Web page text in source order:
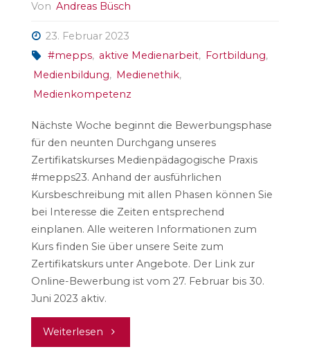
Von Andreas Büsch
23. Februar 2023
#mepps, aktive Medienarbeit, Fortbildung,
Medienbildung, Medienethik,
Medienkompetenz
Nächste Woche beginnt die Bewerbungsphase
für den neunten Durchgang unseres
Zertifikatskurses Medienpädagogische Praxis
#mepps23. Anhand der ausführlichen
Kursbeschreibung mit allen Phasen können Sie
bei Interesse die Zeiten entsprechend
einplanen. Alle weiteren Informationen zum
Kurs finden Sie über unsere Seite zum
Zertifikatskurs unter Angebote. Der Link zur
Online-Bewerbung ist vom 27. Februar bis 30.
Juni 2023 aktiv.
Weiterlesen "Kursbeschreibung